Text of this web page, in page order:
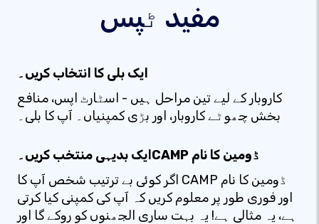
مفید ٹپس
ایک بلی کا انتخاب کریں۔
کاروبار کے لیے تین مراحل ہیں - اسٹارٹ اپس، منافع
بخش چھوٹے کاروبار، اور بڑی کمپنیاں۔ آپ کا بلی۔
ایک بدیہی منتخب کریں۔CAMP ڈومین کا نام
اگر کوئی بے ترتیب شخص آپ کا CAMP ڈومین کا نام
اور فوری طور پر معلوم کریں کہ آپ کی کمپنی کیا کرتی
ہے، یہ مثالی ہے! یہ بہت ساری الجھنوں کو روکے گا اور